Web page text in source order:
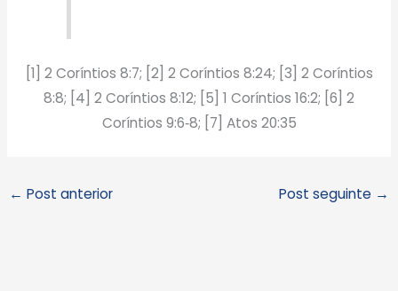
[1] 2 Coríntios 8:7; [2] 2 Coríntios 8:24; [3] 2 Coríntios
8:8; [4] 2 Coríntios 8:12; [5] 1 Coríntios 16:2; [6] 2
Coríntios 9:6‑8; [7] Atos 20:35
← Post anterior Post seguinte →